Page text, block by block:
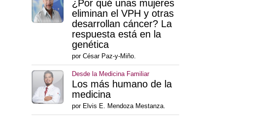
¿Por qué unas mujeres
eliminan el VPH y otras
desarrollan cáncer? La
respuesta está en la
genética
por César Paz-y-Miño.
Desde la Medicina Familiar
Los más humano de la
medicina
por Elvis E. Mendoza Mestanza.